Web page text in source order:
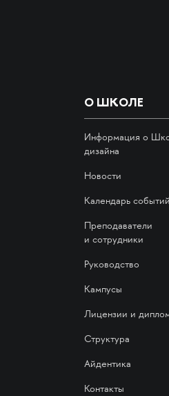
О ШКОЛЕ
Информация о
дизайна
Новости
Календарь событий
Преподаватели
и сотрудники
Руководство
Кампусы
Лицензии и
Структура
Айдентика
Контакты